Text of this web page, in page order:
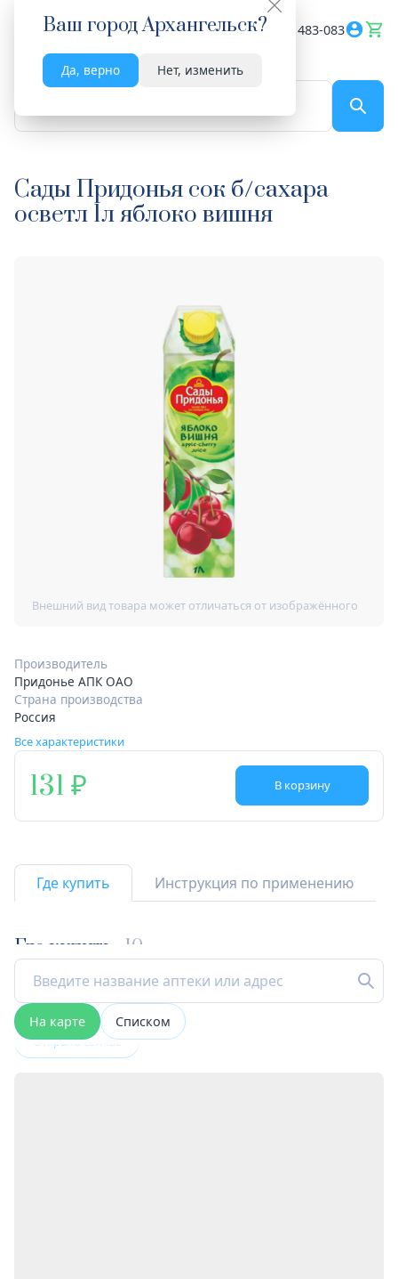
Ваш городАрхангельск?
Да, верно Нет, изменить
Весь сайт 8182 483-083
Сады Придонья сок б/сахара
осветл 1л яблоко вишня
Производитель
Придонье АПК ОАО
Страна производства
Россия
Все характеристики
131 В корзину
Где купить Инструкция по применению
Где купить 10
На карте Списком
Открыта сейчас